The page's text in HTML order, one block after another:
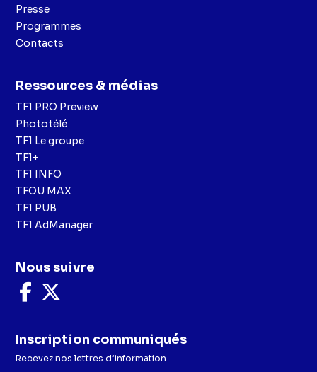
Presse
Programmes
Contacts
Ressources & médias
TF1 PRO Preview
Phototélé
TF1 Le groupe
TF1+
TF1 INFO
TFOU MAX
TF1 PUB
TF1 AdManager
Nous suivre
Nous
suivre
Facebook
X
Inscription communiqués
Recevez nos lettres d’information